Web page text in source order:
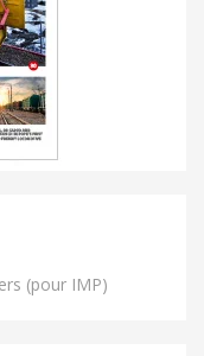
(pour IMP)